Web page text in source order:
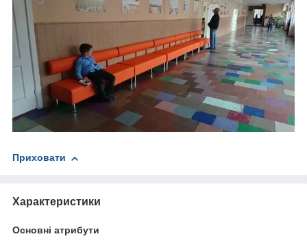
Приховати
Характеристики
Основні атрибути